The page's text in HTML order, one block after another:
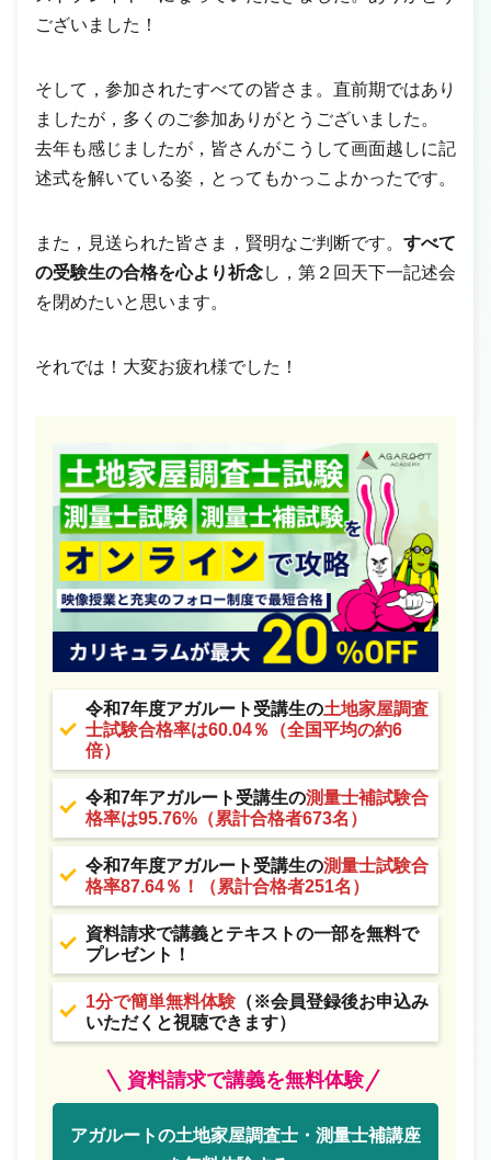
ございました！
そして，参加されたすべての皆さま。直前期ではあり
ましたが，多くのご参加ありがとうございました。
去年も感じましたが，皆さんがこうして画面越しに記
述式を解いている姿，とってもかっこよかったです。
また，見送られた皆さま，賢明なご判断です。 すべて
の受験生の合格を心より祈念し，第２回天下一記述会
を閉めたいと思います。
それでは！大変お疲れ様でした！
令和7年度アガルート受講生の土地家屋調査
士試験合格率は60.04％（全国平均の約6
倍）
令和7年アガルート受講生の測量士補試験合
格率は95.76%（累計合格者673名）
令和7年度アガルート受講生の測量士試験合
格率87.64％！（累計合格者251名）
資料請求で講義とテキストの一部を無料で
プレゼント！
1分で簡単無料体験 （※会員登録後お申込み
いただくと視聴できます）
資料請求で講義を無料体験
アガルートの土地家屋調査士・測量士補講座